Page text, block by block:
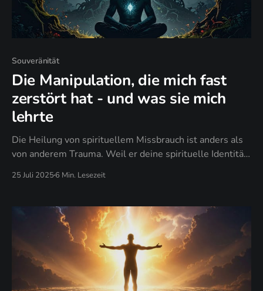
Souveränität
Die Manipulation, die mich fast
zerstört hat - und was sie mich
lehrte
Die Heilung von spirituellem Missbrauch ist anders als
von anderem Trauma. Weil er deine spirituelle Identität
25 Juli 2025 6 Min. Lesezeit